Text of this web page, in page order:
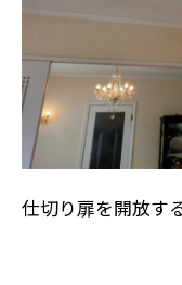
仕切り扉を開放す